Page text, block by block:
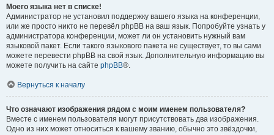
Моего языка нет в списке!
Администратор не установил поддержку вашего языка на конференции,
или же просто никто не перевёл phpBB на ваш язык. Попробуйте узнать у
администратора конференции, может ли он установить нужный вам
языковой пакет. Если такого языкового пакета не существует, то вы сами
можете перевести phpBB на свой язык. Дополнительную информацию вы
можете получить на сайте phpBB®.
Вернуться к началу
Что означают изображения рядом с моим именем пользователя?
Вместе с именем пользователя могут присутствовать два изображения.
Одно из них может относиться к вашему званию, обычно это звёздочки,